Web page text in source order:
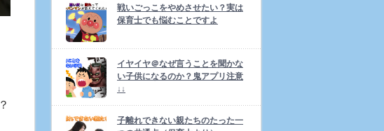
戦いごっこをやめさせたい？実は
保育士でも悩むことですよ
イヤイヤ＠なぜ言うことを聞かな
い子供になるのか？鬼アプリ注意
↓↓
子離れできない親たちのたった一